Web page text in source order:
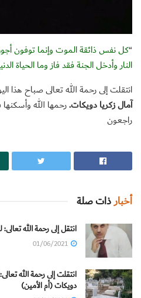
“كل نفس ذائقة الموت وإنما توفون
النار وأدخل الجنة فقد فاز وما الحياة
انتقلت إلى رحمة الله تعالى صباح هذا اليوم، الأحد 25
آمال زكريا دويكات.رحمها الله وأسكنها
راجعون
ذات صلةأخبار
انتقل إلى رحمة الله
انتقلت إلى رحمة الله
دويكات (أم الأمين)